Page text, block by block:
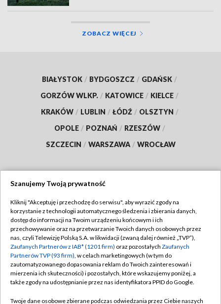
ZOBACZ WIĘCEJ
BIAŁYSTOK / BYDGOSZCZ / GDAŃSK /
GORZÓW WLKP. / KATOWICE / KIELCE /
KRAKÓW / LUBLIN / ŁÓDŹ / OLSZTYN /
OPOLE / POZNAŃ / RZESZÓW /
SZCZECIN / WARSZAWA / WROCŁAW
TVP
Abonament TVP
Emisja w TVP
Centrum informacji TVP
Naziemna Telewizja Cyfrowa
Regulamin TVP
Polityka prywatności
Moje zgody
Pomoc
Szanujemy Twoją prywatność
Kliknij "Akceptuję i przechodzę do serwisu", aby wyrazić zgody na
korzystanie z technologii automatycznego śledzenia i zbierania danych,
dostęp do informacji na Twoim urządzeniu końcowym i ich
przechowywanie oraz na przetwarzanie Twoich danych osobowych przez
nas, czyli Telewizję Polską S.A. w likwidacji (zwaną dalej również „TVP”),
Zaufanych Partnerów z IAB* (1201 firm) oraz pozostałych Zaufanych
Partnerów TVP (93 firm), w celach marketingowych (w tym do
zautomatyzowanego dopasowania reklam do Twoich zainteresowań i
mierzenia ich skuteczności) i pozostałych, które wskazujemy poniżej, a
także zgody na udostępnianie przez nas identyfikatora PPID do Google.
Twoje dane osobowe zbierane podczas odwiedzania przez Ciebie naszych